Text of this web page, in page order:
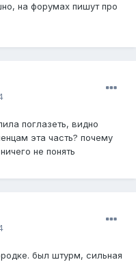
на форумах пишут про
поглазеть, видно
эта часть? почему
не понять
был штурм, сильная